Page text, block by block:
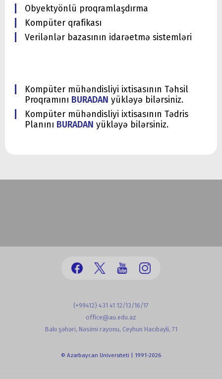
Obyektyönlü proqramlaşdırma
Kompüter qrafikası
Verilənlər bazasının idarəetmə sistemləri
Kompüter mühəndisliyi ixtisasının Təhsil
Proqramını BURADAN yükləyə bilərsiniz.
Kompüter mühəndisliyi ixtisasının Tədris
Planını BURADAN yükləyə bilərsiniz.
(+99412) 431 41 12/13/16/17
office@au.edu.az
Bakı şəhəri, Nəsimi rayonu, Ceyhun Hacıbəyli, 71
© Azərbaycan Universiteti | 1991-2026